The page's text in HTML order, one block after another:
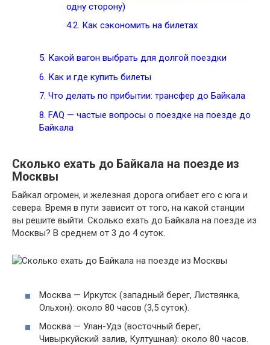
одну сторону)
4.2. Как сэкономить на билетах
5. Какой вагон выбрать для долгой поездки
6. Как и где купить билеты
7. Что делать по прибытии: трансфер до Байкала
8. FAQ — частые вопросы о поездке на поезде до
Байкала
Сколько ехать до Байкала на поезде из
Москвы
Байкал огромен, и железная дорога огибает его с юга и
севера. Время в пути зависит от того, на какой станции
вы решите выйти. Сколько ехать до Байкала на поезде из
Москвы? В среднем от 3 до 4 суток.
Москва — Иркутск (западный берег, Листвянка,
Ольхон): около 80 часов (3,5 суток).
Москва — Улан-Удэ (восточный берег,
Чивыркуйский залив, Култушная): около 80 часов.